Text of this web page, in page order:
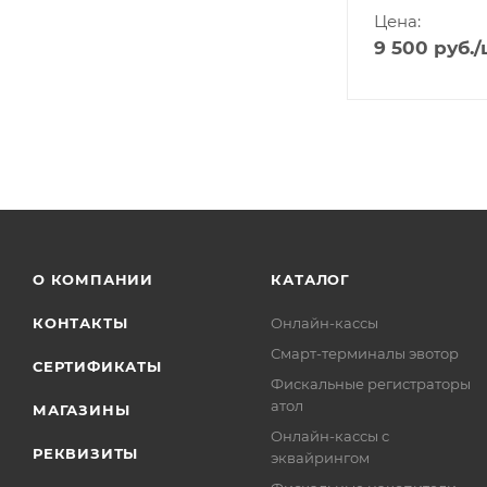
Цена:
9 500 руб./
О КОМПАНИИ
КОНТАКТЫ
СЕРТИФИКАТЫ
МАГАЗИНЫ
РЕКВИЗИТЫ
КАТАЛОГ
Онлайн-кассы
Смарт-терминалы эвотор
Фискальные регистраторы
атол
Онлайн-кассы с
эквайрингом